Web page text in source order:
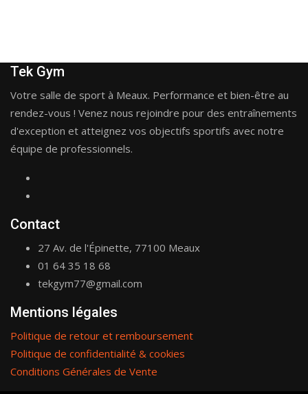
Tek Gym
Votre salle de sport à Meaux. Performance et bien-être au
rendez-vous ! Venez nous rejoindre pour des entraînements
d'exception et atteignez vos objectifs sportifs avec notre
équipe de professionnels.
Contact
27 Av. de l'Épinette, 77100 Meaux
01 64 35 18 68
tekgym77@gmail.com
Mentions légales
Politique de retour et remboursement
Politique de confidentialité & cookies
Conditions Générales de Vente